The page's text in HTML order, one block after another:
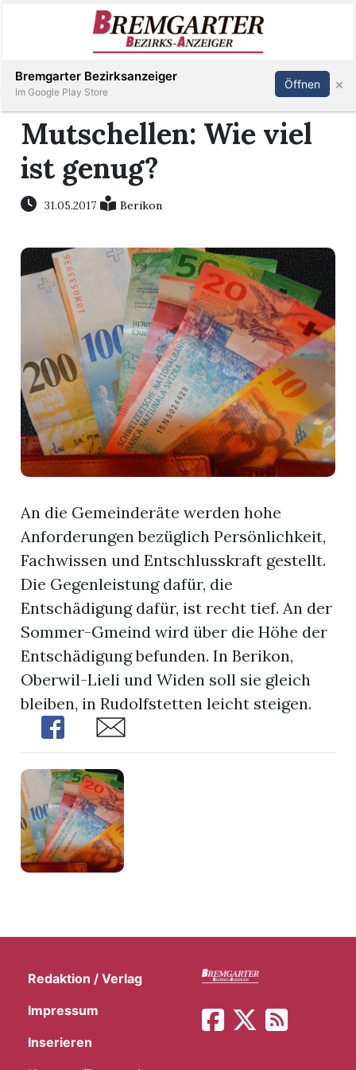
Immobilien
Veranstaltungen
Stellen
Newsletter
App
Bremgarten
Inserieren Abonnieren Anmelden
Mutschellen: Wie viel
ist genug?
31.05.2017 Berikon
An die Gemeinderäte werden hohe
Anforderungen bezüglich Persönlichkeit,
Fachwissen und Entschlusskraft gestellt.
Die Gegenleistung dafür, die
Entschädigung dafür, ist recht tief. An der
Sommer-Gmeind wird über die Höhe der
Entschädigung befunden. In Berikon,
Oberwil-Lieli und Widen soll sie gleich
bleiben, in Rudolfstetten leicht steigen.
Share
Share
Redaktion / Verlag
Impressum
Inserieren
Bremgarter Bezirksanzeiger
Im Google Play Store
Öffnen ×